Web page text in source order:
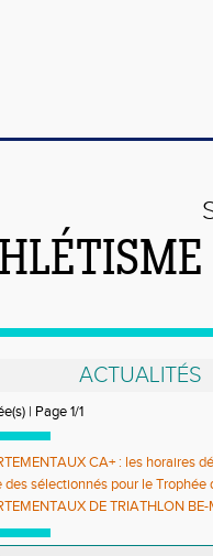
ACTUALITÉS
| Page 1/1
CA+ : les horaires
des sélectionnés pour le Trophée
DE TRIATHLON